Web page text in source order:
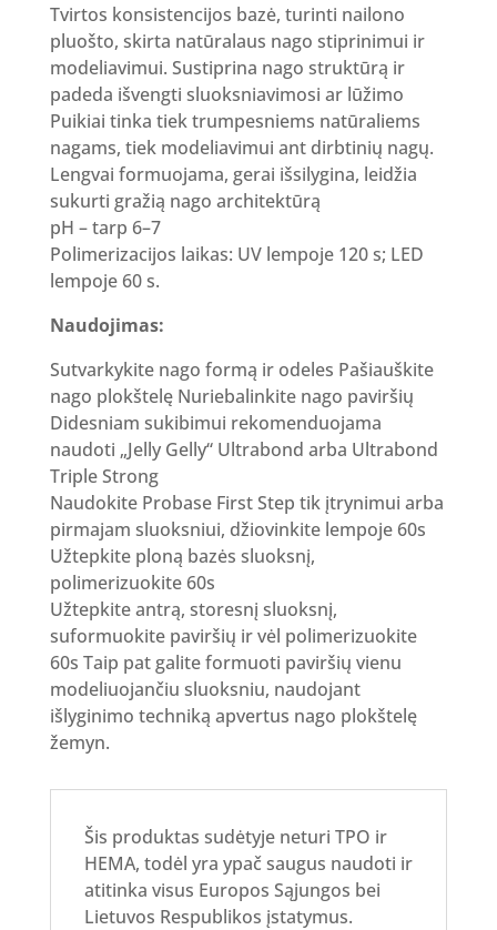
Tvirtos konsistencijos bazė, turinti nailono
pluošto, skirta natūralaus nago stiprinimui ir
modeliavimui. Sustiprina nago struktūrą ir
padeda išvengti sluoksniavimosi ar lūžimo
Puikiai tinka tiek trumpesniems natūraliems
nagams, tiek modeliavimui ant dirbtinių nagų.
Lengvai formuojama, gerai išsilygina, leidžia
sukurti gražią nago architektūrą
pH – tarp 6–7
Polimerizacijos laikas: UV lempoje 120 s; LED
lempoje 60 s.
Naudojimas:
Sutvarkykite nago formą ir odeles Pašiauškite
nago plokštelę Nuriebalinkite nago paviršių
Didesniam sukibimui rekomenduojama
naudoti „Jelly Gelly“ Ultrabond arba Ultrabond
Triple Strong
Naudokite Probase First Step tik įtrynimui arba
pirmajam sluoksniui, džiovinkite lempoje 60s
Užtepkite ploną bazės sluoksnį,
polimerizuokite 60s
Užtepkite antrą, storesnį sluoksnį,
suformuokite paviršių ir vėl polimerizuokite
60s Taip pat galite formuoti paviršių vienu
modeliuojančiu sluoksniu, naudojant
išlyginimo techniką apvertus nago plokštelę
žemyn.
Šis produktas sudėtyje neturi TPO ir
HEMA, todėl yra ypač saugus naudoti ir
atitinka visus Europos Sąjungos bei
Lietuvos Respublikos įstatymus.